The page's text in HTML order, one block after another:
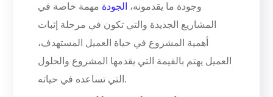
وجودة ما يقدمونه، الجودة مهمة خاصة في
المشاريع الجديدة والتي تكون في مرحلة إثبات
أهمية المشروع في حياة العميل المستهدف،
العميل يهتم بالقيمة التي يقدمها المشروع والحلول
التي تساعده في حياته.